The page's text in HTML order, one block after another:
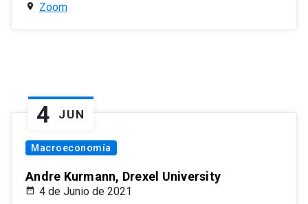
Zoom
4 JUN
Macroeconomía
Andre Kurmann, Drexel University
4 de Junio de 2021